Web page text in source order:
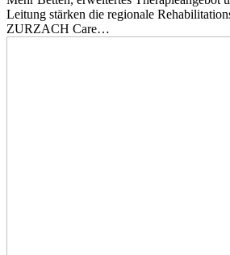
Leitung stärken die regionale
ZURZACH Care…